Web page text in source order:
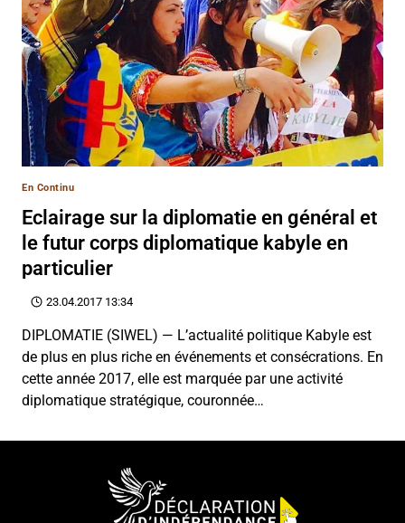
En Continu
Eclairage sur la diplomatie en général et
le futur corps diplomatique kabyle en
particulier
23.04.2017 13:34
DIPLOMATIE (SIWEL) — L’actualité politique Kabyle est
de plus en plus riche en événements et consécrations. En
cette année 2017, elle est marquée par une activité
diplomatique stratégique, couronnée…